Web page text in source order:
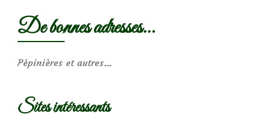
De bonnes adresses…
Pépinières et autres…
Sites intéressants